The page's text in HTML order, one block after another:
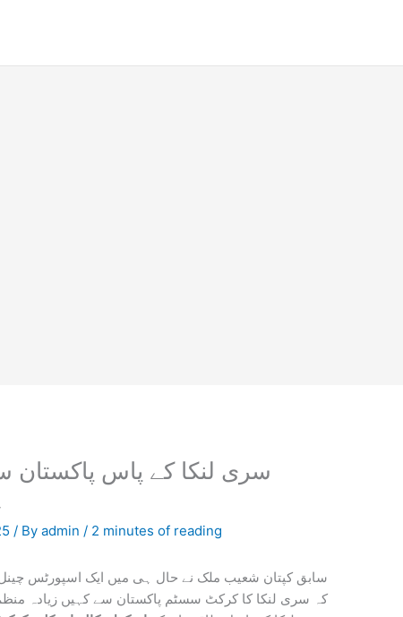
سری لنکا کے پاس پاکستان
/ Byadmin/ 2 minutes of reading
سابق کپتان شعیب ملک نے حال ہی میں ایک اسپورٹس
کہ سری لنکا کا کرکٹ سسٹم پاکستان سے کہیں زیادہ